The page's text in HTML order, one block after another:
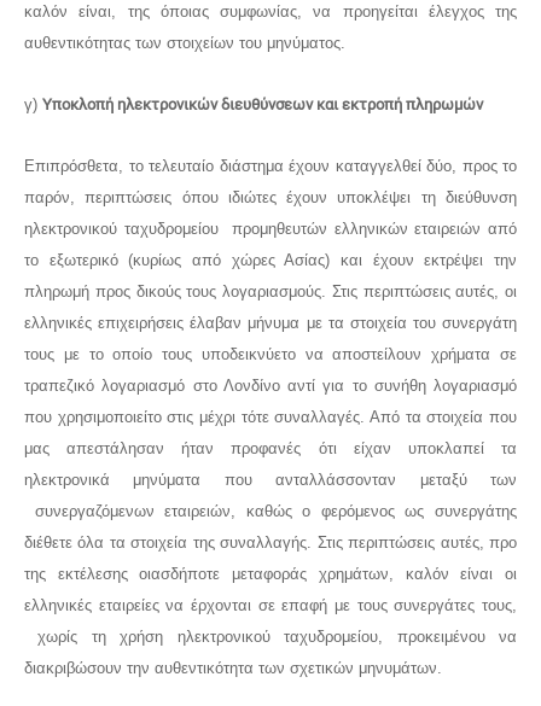
καλόν είναι, της όποιας συμφωνίας, να προηγείται έλεγχος της
αυθεντικότητας των στοιχείων του μηνύματος.
γ) Υποκλοπή ηλεκτρονικών διευθύνσεων και εκτροπή πληρωμών
Επιπρόσθετα, το τελευταίο διάστημα έχουν καταγγελθεί δύο, προς το
παρόν, περιπτώσεις όπου ιδιώτες έχουν υποκλέψει τη διεύθυνση
ηλεκτρονικού ταχυδρομείου προμηθευτών ελληνικών εταιρειών από
το εξωτερικό (κυρίως από χώρες Ασίας) και έχουν εκτρέψει την
πληρωμή προς δικούς τους λογαριασμούς. Στις περιπτώσεις αυτές, οι
ελληνικές επιχειρήσεις έλαβαν μήνυμα με τα στοιχεία του συνεργάτη
τους με το οποίο τους υποδεικνύετο να αποστείλουν χρήματα σε
τραπεζικό λογαριασμό στο Λονδίνο αντί για το συνήθη λογαριασμό
που χρησιμοποιείτο στις μέχρι τότε συναλλαγές. Από τα στοιχεία που
μας απεστάλησαν ήταν προφανές ότι είχαν υποκλαπεί τα
ηλεκτρονικά μηνύματα που ανταλλάσσονταν μεταξύ των
συνεργαζόμενων εταιρειών, καθώς ο φερόμενος ως συνεργάτης
διέθετε όλα τα στοιχεία της συναλλαγής. Στις περιπτώσεις αυτές, προ
της εκτέλεσης οιασδήποτε μεταφοράς χρημάτων, καλόν είναι οι
ελληνικές εταιρείες να έρχονται σε επαφή με τους συνεργάτες τους,
χωρίς τη χρήση ηλεκτρονικού ταχυδρομείου, προκειμένου να
διακριβώσουν την αυθεντικότητα των σχετικών μηνυμάτων.